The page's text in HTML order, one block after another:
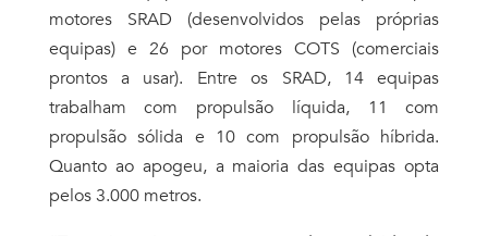
motores SRAD (desenvolvidos pelas próprias
equipas) e 26 por motores COTS (comerciais
prontos a usar). Entre os SRAD, 14 equipas
trabalham com propulsão líquida, 11 com
propulsão sólida e 10 com propulsão híbrida.
Quanto ao apogeu, a maioria das equipas opta
pelos 3.000 metros.